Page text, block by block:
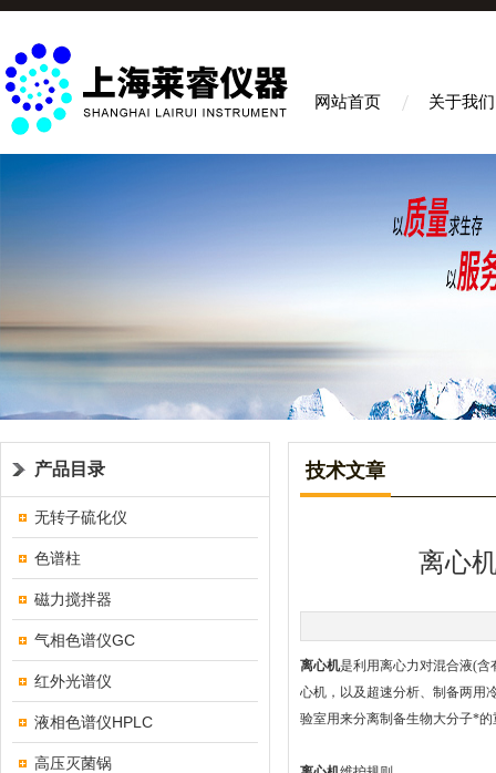
网站首页 关于我们
产品目录
无转子硫化仪
色谱柱
磁力搅拌器
气相色谱仪GC
红外光谱仪
液相色谱仪HPLC
高压灭菌锅
技术文章
离心
离心机是利用离心力对混合液(
心机，以及超速分析、制备两用
验室用来分离制备生物大分子*的